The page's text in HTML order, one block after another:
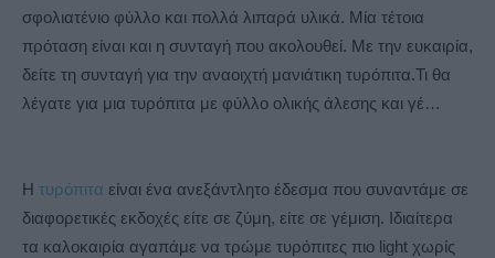
σφολιατένιο φύλλο και πολλά λιπαρά υλικά. Μία τέτοια
πρόταση είναι και η συνταγή που ακολουθεί. Με την ευκαιρία,
δείτε τη συνταγή για την αναοιχτή μανιάτικη τυρόπιτα.Τι θα
λέγατε για μια τυρόπιτα με φύλλο ολικής άλεσης και γέ…
Η τυρόπιτα είναι ένα ανεξάντλητο έδεσμα που συναντάμε σε
διαφορετικές εκδοχές είτε σε ζύμη, είτε σε γέμιση. Ιδιαίτερα
τα καλοκαιρία αγαπάμε να τρώμε τυρόπιτες πιο light χωρίς